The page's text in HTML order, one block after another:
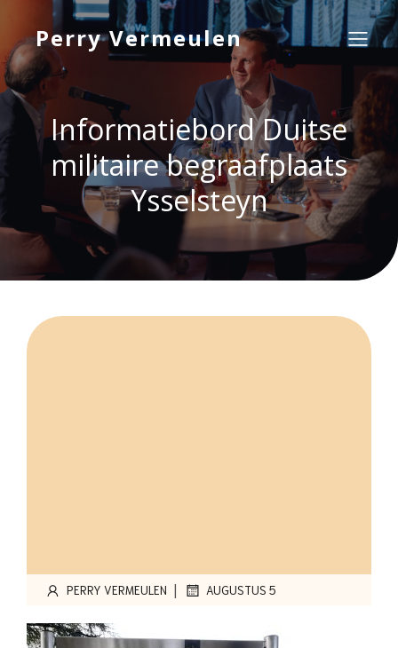
Perry Vermeulen
Informatiebord Duitse
militaire begraafplaats
Ysselsteyn
PERRY VERMEULEN | AUGUSTUS 5